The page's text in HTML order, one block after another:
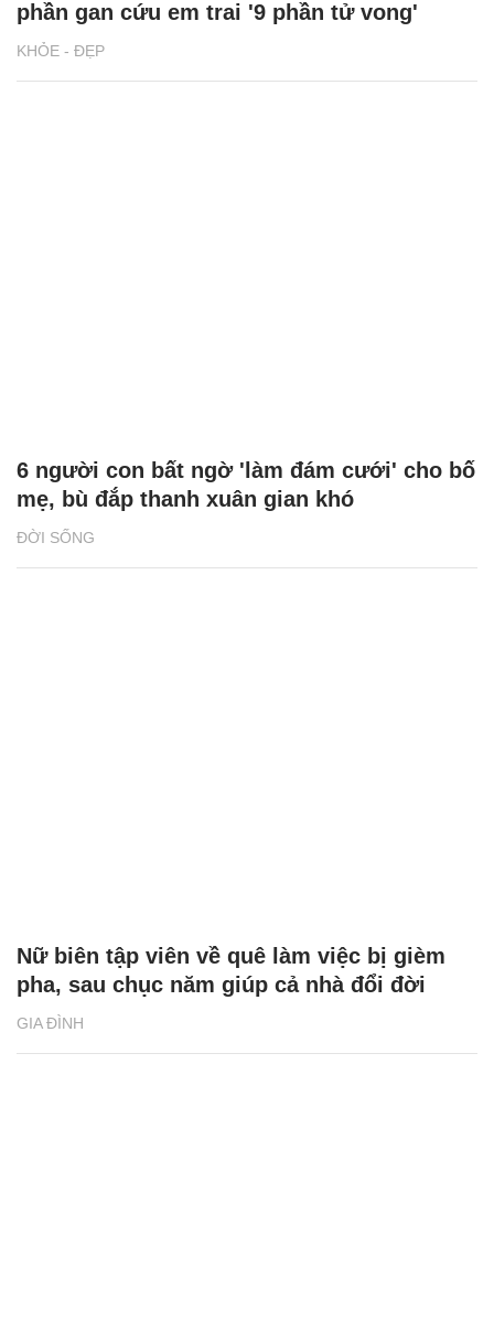
KHỎE - ĐẸP
phần gan cứu em trai '9 phần tử vong'
ĐỜI SỐNG
6 người con bất ngờ 'làm đám cưới' cho bố
mẹ, bù đắp thanh xuân gian khó
GIA ĐÌNH
Nữ biên tập viên về quê làm việc bị gièm
pha, sau chục năm giúp cả nhà đổi đời